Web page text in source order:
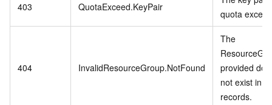
403 QuotaExceed.KeyPair
quota
404 InvalidResourceGroup.NotFound
The
provided
not exist in
records.